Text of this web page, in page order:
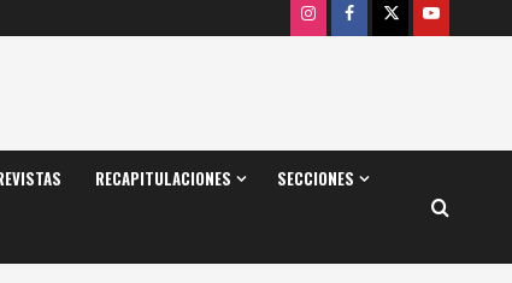
InstagramFacebook
X Youtube
RECAPITULACIONES SECCIONES